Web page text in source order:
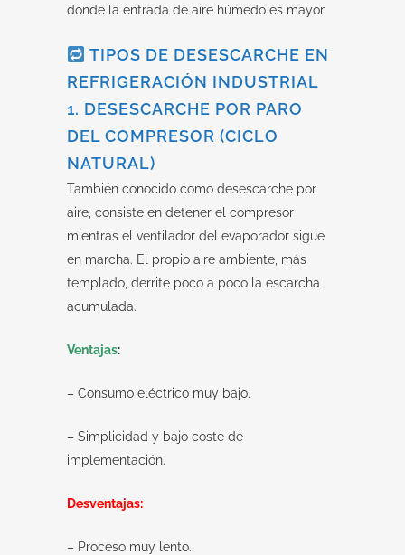
donde la entrada de aire húmedo es mayor.
TIPOS DE DESESCARCHE EN
REFRIGERACIÓN INDUSTRIAL
1. DESESCARCHE POR PARO
DEL COMPRESOR (CICLO
NATURAL)
También conocido como desescarche por
aire, consiste en detener el compresor
mientras el ventilador del evaporador sigue
en marcha. El propio aire ambiente, más
templado, derrite poco a poco la escarcha
acumulada.
Ventajas:
– Consumo eléctrico muy bajo.
– Simplicidad y bajo coste de
implementación.
Desventajas:
– Proceso muy lento.